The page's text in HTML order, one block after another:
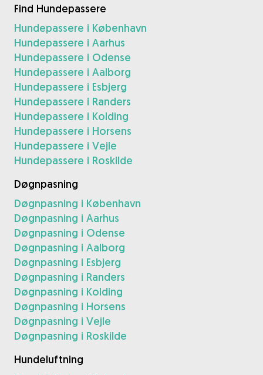
Find Hundepassere
Hundepassere i København
Hundepassere i Aarhus
Hundepassere i Odense
Hundepassere i Aalborg
Hundepassere i Esbjerg
Hundepassere i Randers
Hundepassere i Kolding
Hundepassere i Horsens
Hundepassere i Vejle
Hundepassere i Roskilde
Døgnpasning
Døgnpasning i København
Døgnpasning i Aarhus
Døgnpasning i Odense
Døgnpasning i Aalborg
Døgnpasning i Esbjerg
Døgnpasning i Randers
Døgnpasning i Kolding
Døgnpasning i Horsens
Døgnpasning i Vejle
Døgnpasning i Roskilde
Hundeluftning